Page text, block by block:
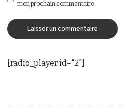
mon prochain commentaire.
[radio_player id="2"]